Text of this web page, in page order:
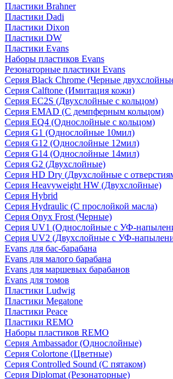
Пластики Brahner
Пластики Dadi
Пластики Dixon
Пластики DW
Пластики Evans
Наборы пластиков Evans
Резонаторные пластики Evans
Серия Black Chrome (Черные
Серия Calftone (Имитация кожи)
Серия EC2S (Двухслойные с кольцом)
Серия EMAD (С демпферным кольцом)
Серия EQ4 (Однослойные с кольцом)
Серия G1 (Однослойные 10мил)
Серия G12 (Однослойные 12мил)
Серия G14 (Однослойные 14мил)
Серия G2 (Двухслойные)
Серия HD Dry (Двухслойные с
Серия Heavyweight HW (Двухслойные)
Серия Hybrid
Серия Hydraulic (С прослойкой масла)
Серия Onyx Frost (Черные)
Серия UV1 (Однослойные с УФ-
Серия UV2 (Двухслойные с УФ-
Evans для бас-барабана
Evans для малого барабана
Evans для маршевых барабанов
Evans для томов
Пластики Ludwig
Пластики Megatone
Пластики Peace
Пластики REMO
Наборы пластиков REMO
Серия Ambassador (Однослойные)
Серия Colortone (Цветные)
Серия Controlled Sound (С пятаком)
Серия Diplomat (Резонаторные)